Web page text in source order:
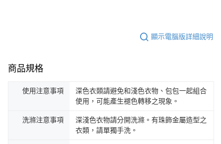
顯示電腦版詳細說明
商品規格
使用注意事項
深色衣類請避免和淺色衣物、包包一起組合
使用，可能產生褪色轉移之現象。
洗滌注意事項
深淺色衣物請分開洗滌。有珠飾金屬造型之
衣類，請單獨手洗。